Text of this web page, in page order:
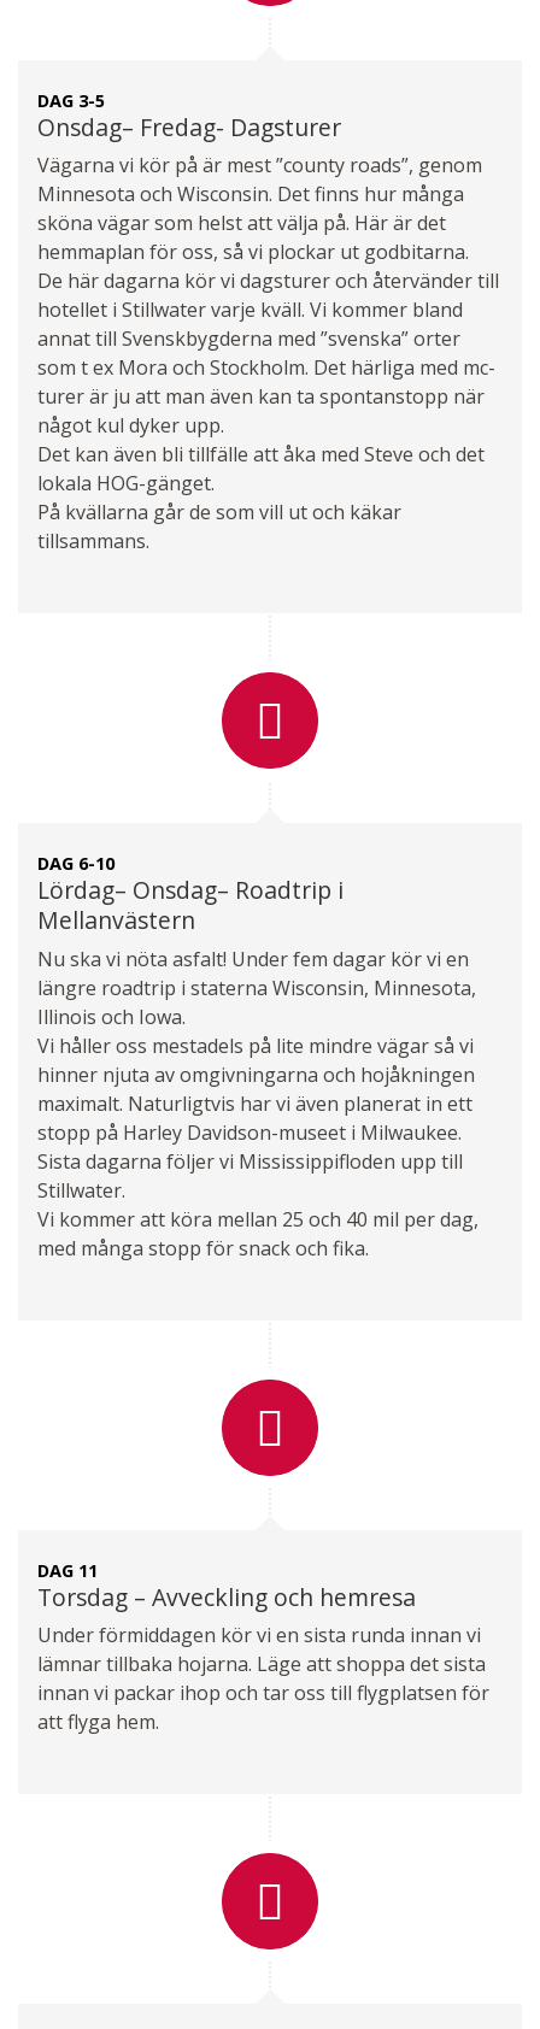
DAG 3-5
Onsdag– Fredag- Dagsturer
Vägarna vi kör på är mest ”county roads”, genom
Minnesota och Wisconsin. Det finns hur många
sköna vägar som helst att välja på. Här är det
hemmaplan för oss, så vi plockar ut godbitarna.
De här dagarna kör vi dagsturer och återvänder till
hotellet i Stillwater varje kväll. Vi kommer bland
annat till Svenskbygderna med ”svenska” orter
som t ex Mora och Stockholm. Det härliga med mc-
turer är ju att man även kan ta spontanstopp när
något kul dyker upp.
Det kan även bli tillfälle att åka med Steve och det
lokala HOG-gänget.
På kvällarna går de som vill ut och käkar
tillsammans.
DAG 6-10
Lördag– Onsdag– Roadtrip i
Mellanvästern
Nu ska vi nöta asfalt! Under fem dagar kör vi en
längre roadtrip i staterna Wisconsin, Minnesota,
Illinois och Iowa.
Vi håller oss mestadels på lite mindre vägar så vi
hinner njuta av omgivningarna och hojåkningen
maximalt. Naturligtvis har vi även planerat in ett
stopp på Harley Davidson-museet i Milwaukee.
Sista dagarna följer vi Mississippifloden upp till
Stillwater.
Vi kommer att köra mellan 25 och 40 mil per dag,
med många stopp för snack och fika.
DAG 11
Torsdag – Avveckling och hemresa
Under förmiddagen kör vi en sista runda innan vi
lämnar tillbaka hojarna. Läge att shoppa det sista
innan vi packar ihop och tar oss till flygplatsen för
att flyga hem.